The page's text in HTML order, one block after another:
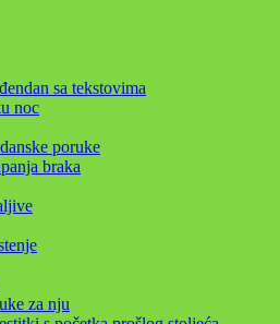
sa tekstovima
noc
poruke
braka
za nju